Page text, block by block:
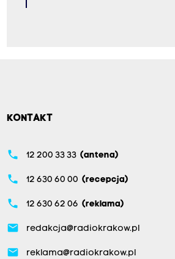
KONTAKT
phone 12 200 33 33 (antena)
phone 12 630 60 00 (recepcja)
phone 12 630 62 06 (reklama)
email redakcja@radiokrakow.pl
email reklama@radiokrakow.pl